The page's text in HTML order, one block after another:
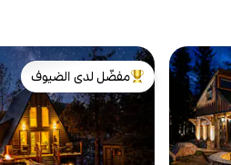
من أبرز البيوت المفضّلة
مفضّل لدى الضيوف